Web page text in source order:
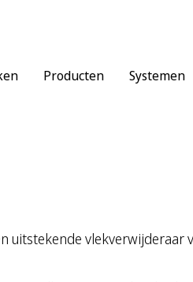
Producten Systemen
vlekverwijderaar